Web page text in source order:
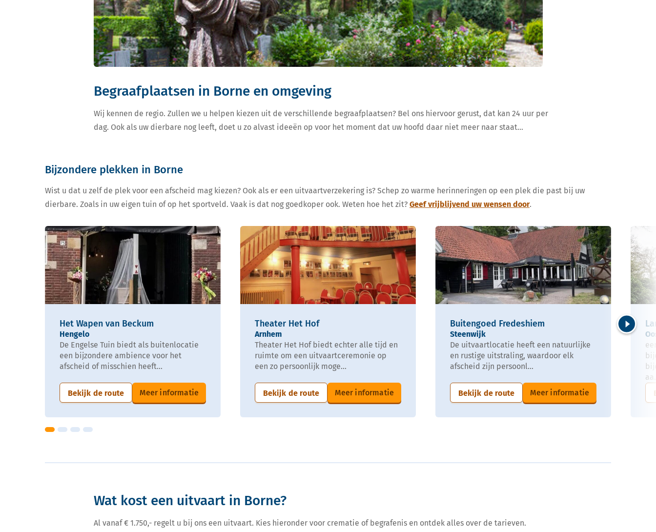
Begraafplaatsen in Borne en omgeving
Wij kennen de regio. Zullen we u helpen kiezen uit de verschillende begraafplaatsen? Bel ons hiervoor gerust, dat kan 24 uur per
dag. Ook als uw dierbare nog leeft, doet u zo alvast ideeën op voor het moment dat uw hoofd daar niet meer naar staat…
Bijzondere plekken in Borne
Wist u dat u zelf de plek voor een afscheid mag kiezen? Ook als er een uitvaartverzekering is? Schep zo warme herinneringen op een plek die past bij uw
dierbare. Zoals in uw eigen tuin of op het sportveld. Vaak is dat nog goedkoper ook. Weten hoe het zit? Geef vrijblijvend uw wensen door.
Het Wapen van Beckum
Hengelo
De Engelse Tuin biedt als buitenlocatie
een bijzondere ambience voor het
afscheid of misschien heeft...
Bekijk de route Meer informatie
Theater Het Hof
Arnhem
Theater Het Hof biedt echter alle tijd en
ruimte om een uitvaartceremonie op
een zo persoonlijk moge...
Bekijk de route Meer informatie
Buitengoed Fredeshiem
Steenwijk
De uitvaartlocatie heeft een natuurlijke
en rustige uitstraling, waardoor elk
afscheid zijn persoonl...
Bekijk de route Meer informatie
Volgende
Wat kost een uitvaart in Borne?
Al vanaf € 1.750,- regelt u bij ons een uitvaart. Kies hieronder voor crematie of begrafenis en ontdek alles over de tarieven.